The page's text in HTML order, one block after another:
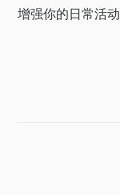
增强你的日常活动